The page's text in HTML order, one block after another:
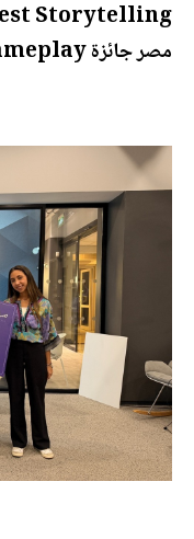
مصر جائزة Best Gameplay.